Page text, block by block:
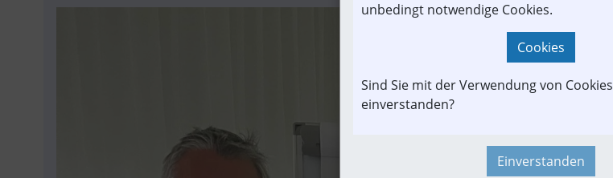
unbedingt notwendige Cookies.
Cookies
Sind Sie mit der Verwendung von Cookies
einverstanden?
Einverstanden